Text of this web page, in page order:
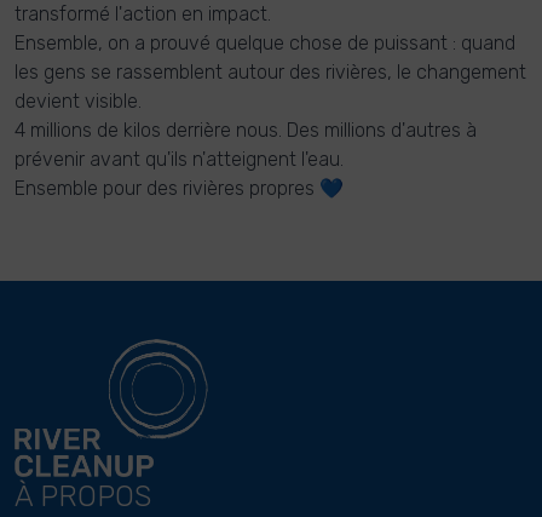
transformé l'action en impact.
Ensemble, on a prouvé quelque chose de puissant : quand
les gens se rassemblent autour des rivières, le changement
devient visible.
4 millions de kilos derrière nous. Des millions d'autres à
prévenir avant qu'ils n'atteignent l'eau.
Ensemble pour des rivières propres 💙
À PROPOS